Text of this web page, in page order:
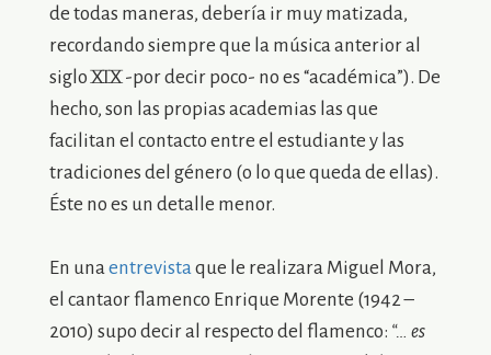
de todas maneras, debería ir muy matizada,
recordando siempre que la música anterior al
siglo XIX -por decir poco- no es “académica”). De
hecho, son las propias academias las que
facilitan el contacto entre el estudiante y las
tradiciones del género (o lo que queda de ellas).
Éste no es un detalle menor.
En una entrevista que le realizara Miguel Mora,
el cantaor flamenco Enrique Morente (1942 –
2010) supo decir al respecto del flamenco: “… es